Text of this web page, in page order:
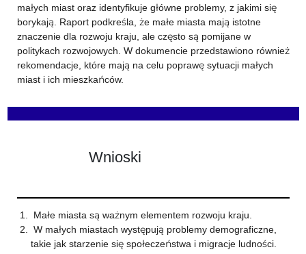
małych miast oraz identyfikuje główne problemy, z jakimi się
borykają. Raport podkreśla, że małe miasta mają istotne
znaczenie dla rozwoju kraju, ale często są pomijane w
politykach rozwojowych. W dokumencie przedstawiono również
rekomendacje, które mają na celu poprawę sytuacji małych
miast i ich mieszkańców.
Wnioski
Małe miasta są ważnym elementem rozwoju kraju.
W małych miastach występują problemy demograficzne,
takie jak starzenie się społeczeństwa i migracje ludności.